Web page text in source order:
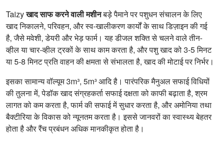
Taizyखाद साफ करने वाली मशीनबड़े पैमाने पर पशुधन संचालन के लिए
खाद निकालने, परिवहन, और स्व-खालीकरण कार्यों के साथ डिज़ाइन की गई
है, जैसे मवेशी, डेयरी और भेड़ फार्म। यह डीजल शक्ति से चलने वाले तीन-
व्हील या चार-व्हील ट्रकों के साथ काम करता है, और पशु खाद को 3-5 मिनट
या 5-8 मिनट प्रति वाहन की क्षमता से संभालता है, खाद की मोटाई पर निर्भर।
इसका सामान्य वॉल्यूम 3m³, 5m³ आदि है। पारंपरिक मैनुअल सफाई विधियों
की तुलना में, पेडॉक खाद संग्रहकर्ता सफाई दक्षता को काफी बढ़ाता है, श्रम
लागत को कम करता है, फार्म की सफाई में सुधार करता है, और अमोनिया तथा
बैक्टीरिया के विकास को न्यूनतम करता है। इससे जानवरों का स्वास्थ्य बेहतर
होता है और रैंच प्रबंधन अधिक मानकीकृत होता है।